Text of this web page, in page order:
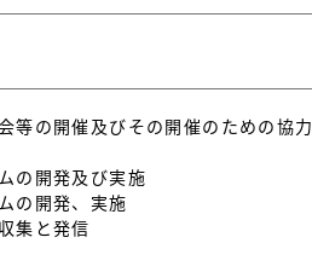
等の開催及びその開催のための協力
の開発及び実施
の開発、実施
集と発信